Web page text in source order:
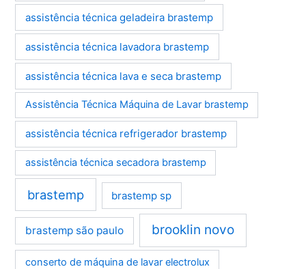
assistência técnica geladeira brastemp
assistência técnica lavadora brastemp
assistência técnica lava e seca brastemp
Assistência Técnica Máquina de Lavar brastemp
assistência técnica refrigerador brastemp
assistência técnica secadora brastemp
brastemp brastemp sp
brastemp são paulo brooklin novo
conserto de máquina de lavar electrolux